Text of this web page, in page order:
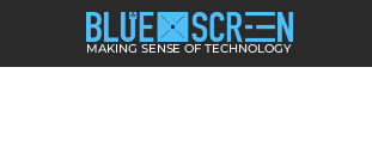
MAKING SENSE OF TECHNOLOGY